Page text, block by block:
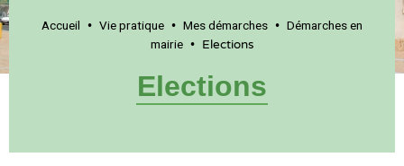
Accueil • Vie pratique • Mes démarches • Démarches en
mairie• Elections
Elections